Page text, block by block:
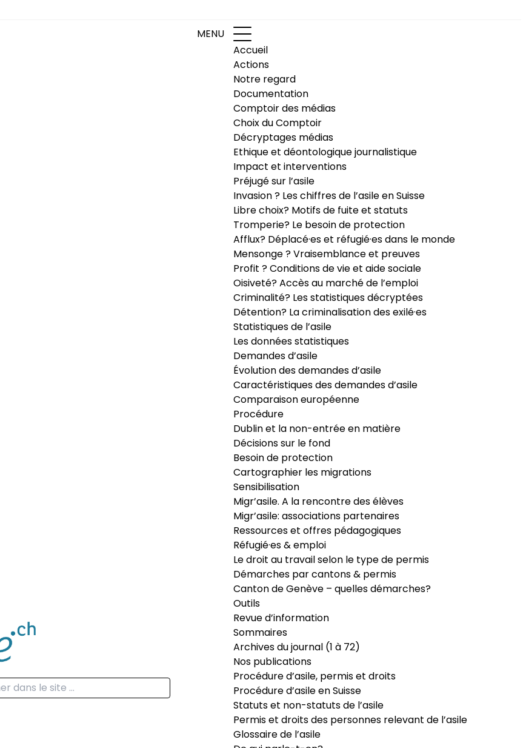
MENU
Accueil
Actions
Notre regard
Documentation
Comptoir des médias
Choix du Comptoir
Décryptages médias
Ethique et déontologique journalistique
Impact et interventions
Préjugé sur l’asile
Invasion ? Les chiffres de l’asile en Suisse
Libre choix? Motifs de fuite et statuts
Tromperie? Le besoin de protection
Afflux? Déplacé·es et réfugié·es dans le monde
Mensonge ? Vraisemblance et preuves
Profit ? Conditions de vie et aide sociale
Oisiveté? Accès au marché de l’emploi
Criminalité? Les statistiques décryptées
Détention? La criminalisation des exilé·es
Statistiques de l’asile
Les données statistiques
Demandes d’asile
Évolution des demandes d’asile
Caractéristiques des demandes d’asile
Comparaison européenne
Procédure
Dublin et la non-entrée en matière
Décisions sur le fond
Besoin de protection
Cartographier les migrations
Sensibilisation
Migr’asile. A la rencontre des élèves
Migr’asile: associations partenaires
Ressources et offres pédagogiques
Réfugié·es & emploi
Le droit au travail selon le type de permis
Démarches par cantons & permis
Canton de Genève – quelles démarches?
Outils
Revue d’information
Sommaires
Archives du journal (1 à 72)
Nos publications
Procédure d’asile, permis et droits
Procédure d’asile en Suisse
Statuts et non-statuts de l’asile
Permis et droits des personnes relevant de l’asile
Glossaire de l’asile